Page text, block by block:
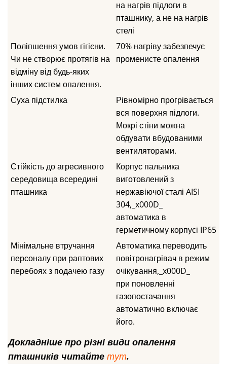
на нагрів підлоги в
пташнику, а не на нагрів
стелі
Поліпшення умов гігієни.
Чи не створює протягів на
відміну від будь-яких
інших систем опалення.
70% нагріву забезпечує
променисте опалення
Суха підстилка
Рівномірно прогрівається
вся поверхня підлоги.
Мокрі стіни можна
обдувати вбудованими
вентиляторами.
Стійкість до агресивного
середовища всередині
пташника
Корпус пальника
виготовлений з
нержавіючої сталі AISI
304,_x000D_
автоматика в
герметичному корпусі IP65
Мінімальне втручання
персоналу при раптових
перебоях з подачею газу
Автоматика переводить
повітронагрівач в режим
очікування,_x000D_
при поновленні
газопостачання
автоматично включає
його.
Докладніше про різні види опалення
пташників читайте тут.